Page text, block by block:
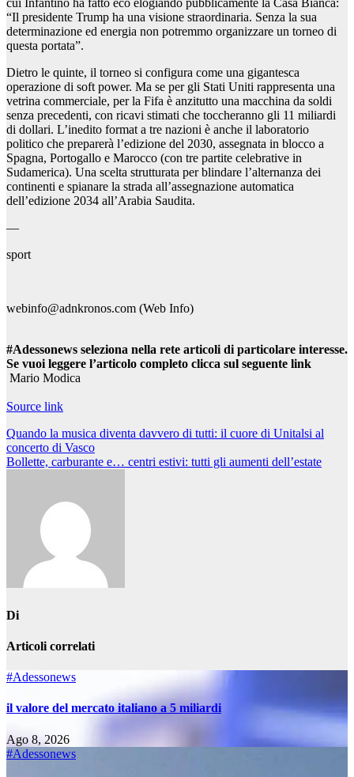
cui Infantino ha fatto eco elogiando pubblicamente la Casa Bianca:
“Il presidente Trump ha una visione straordinaria. Senza la sua
determinazione ed energia non potremmo organizzare un torneo di
questa portata”.
Dietro le quinte, il torneo si configura come una gigantesca
operazione di soft power. Ma se per gli Stati Uniti rappresenta una
vetrina commerciale, per la Fifa è anzitutto una macchina da soldi
senza precedenti, con ricavi stimati che toccheranno gli 11 miliardi
di dollari. L’inedito format a tre nazioni è anche il laboratorio
politico che preparerà l’edizione del 2030, assegnata in blocco a
Spagna, Portogallo e Marocco (con tre partite celebrative in
Sudamerica). Una scelta strutturata per blindare l’alternanza dei
continenti e spianare la strada all’assegnazione automatica
dell’edizione 2034 all’Arabia Saudita.
—
sport
webinfo@adnkronos.com (Web Info)
#Adessonews seleziona nella rete articoli di particolare interesse.
Se vuoi leggere l’articolo completo clicca sul seguente link
Mario Modica
Source link
Navigazione
articoli
Quando la musica diventa davvero di tutti: il cuore di Unitalsi al
concerto di Vasco
Bollette, carburante e… centri estivi: tutti gli aumenti dell’estate
Di
Articoli correlati
#Adessonews
il valore del mercato italiano a 5 miliardi
Ago 8, 2026
#Adessonews